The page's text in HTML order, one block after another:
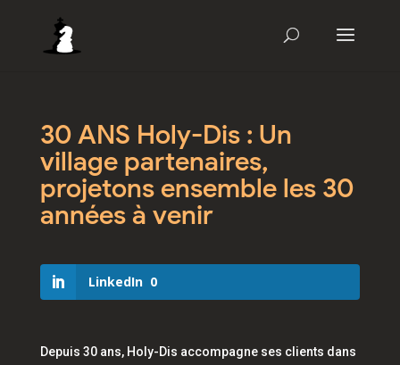
30 ANS Holy-Dis : Un
village partenaires,
projetons ensemble les 30
années à venir
LinkedIn 0
Depuis 30 ans, Holy-Dis accompagne ses clients dans